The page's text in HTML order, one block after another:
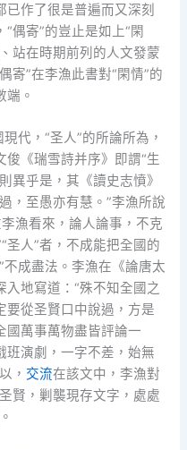
作了很是普遍而又深刻
偶寄”的豈止是如上“閑
站在時期前列的人文發蒙
寄”在李漁此書對“閑情”的
端。
代，“圣人”的所論所為，
《瑞雪詩并序》即謂“生
異乎是，其《讀史志憤》
，至愚亦有慧。”李漁所說
漁看來，論人論事，不克
圣人”者，不成能把全國的
成盡法。李漁在《論唐太
地寫道：“殊不知全國之
要從圣賢口中說過，方是
國萬事萬物盡皆評論一
班演劇，一字不差，始無
， 交流在該文中，李漁對
賢，剿襲現存文字，處處